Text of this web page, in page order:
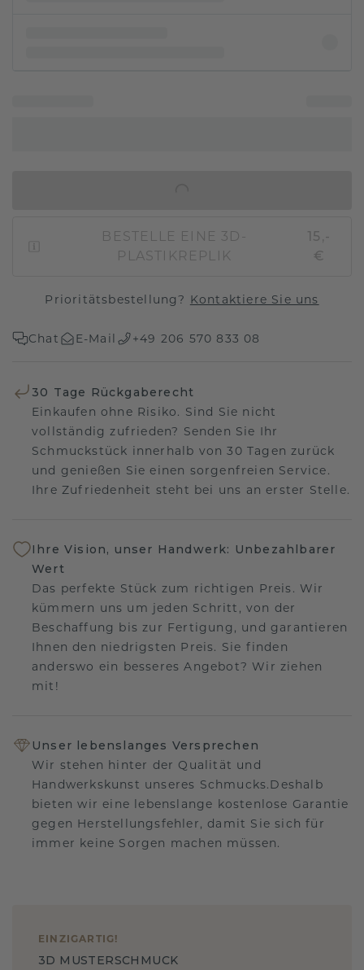
BESTELLE EINE 3D-
PLASTIKREPLIK
15,-
€
Prioritätsbestellung? Kontaktiere Sie uns
Chat E-Mail +49 206 570 833 08
30 Tage Rückgaberecht
Einkaufen ohne Risiko. Sind Sie nicht
vollständig zufrieden? Senden Sie Ihr
Schmuckstück innerhalb von 30 Tagen zurück
und genießen Sie einen sorgenfreien Service.
Ihre Zufriedenheit steht bei uns an erster Stelle.
Ihre Vision, unser Handwerk: Unbezahlbarer
Wert
Das perfekte Stück zum richtigen Preis. Wir
kümmern uns um jeden Schritt, von der
Beschaffung bis zur Fertigung, und garantieren
Ihnen den niedrigsten Preis. Sie finden
anderswo ein besseres Angebot? Wir ziehen
mit!
Unser lebenslanges Versprechen
Wir stehen hinter der Qualität und
Handwerkskunst unseres Schmucks.Deshalb
bieten wir eine lebenslange kostenlose Garantie
gegen Herstellungsfehler, damit Sie sich für
immer keine Sorgen machen müssen.
EINZIGARTIG !
3D MUSTERSCHMUCK